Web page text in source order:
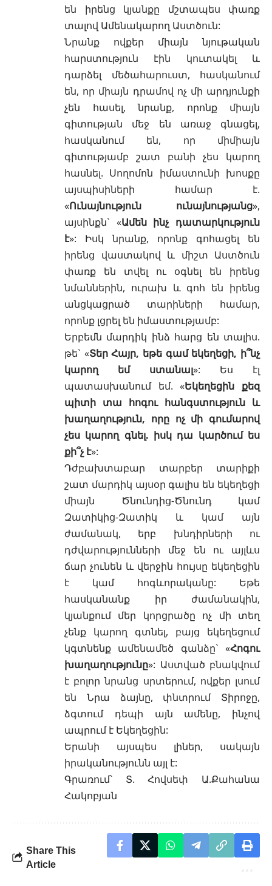
են իրենց կյանքը մշտապես փառք
տալով Ամենակարող Աստծուն:
Նրանք ովքեր միայն նյութական
հարստություն էին կուտակել և
դարձել մեծահարուստ, հասկանում
են, որ միայն դրամով ոչ մի արդյունքի
չեն հասել, նրանք, որոնք միայն
գիտության մեջ են առաջ գնացել,
հասկանում են, որ միմիայն
գիտությամբ շատ բանի չես կարող
հասնել. Սողոմոն իմաստունի խոսքը
այսպիսիների համար է.
«Ունայնություն ունայնությանց»,
այսինքն` «Ամեն ինչ դատարկություն
է»: Իսկ նրանք, որոնք գոհացել են
իրենց վաստակով և միշտ Աստծուն
փառք են տվել ու օգնել են իրենց
նմաններին, ուրախ և գոհ են իրենց
անցկացրած տարիների համար,
որոնք լցրել են իմաստությամբ:
Երբեմն մարդիկ ինձ հարց են տալիս.
թե` «Տեր Հայր, եթե գամ եկեղեցի, ի՞նչ
կարող եմ ստանալ»: Ես էլ
պատասխանում եմ. «Եկեղեցին քեզ
պիտի տա հոգու հանգստություն և
խաղաղություն, որը ոչ մի գումարով
չես կարող գնել. իսկ դա կարծում ես
քի՞չ է»:
Դժբախտաբար տարբեր տարիքի
շատ մարդիկ այսօր գալիս են եկեղեցի
միայն Ծնունդից-Ծնունդ կամ
Զատիկից-Զատիկ և կամ այն
ժամանակ, երբ խնդիրների ու
դժվարությունների մեջ են ու այլևս
ճար չունեն և վերջին հույսը եկեղեցին
է կամ հոգևորականը: Եթե
հասկանանք իր ժամանակին,
կյանքում մեր կորցրածը ոչ մի տեղ
չենք կարող գտնել, բայց եկեղեցում
կգտնենք ամենամեծ գանձը` «Հոգու
խաղաղությունը»: Աստված բնակվում
է բոլոր նրանց սրտերում, ովքեր լսում
են Նրա ձայնը, փնտրում Տիրոջը,
ձգտում դեպի այն ամենը, ինչով
ապրում է Եկեղեցին:
Երանի այսպես լիներ, սակայն
իրականությունն այլ է:
Գրառում՝ Տ. Հովսեփ Ա.Քահանա
Հակոբյան
Share This
Article